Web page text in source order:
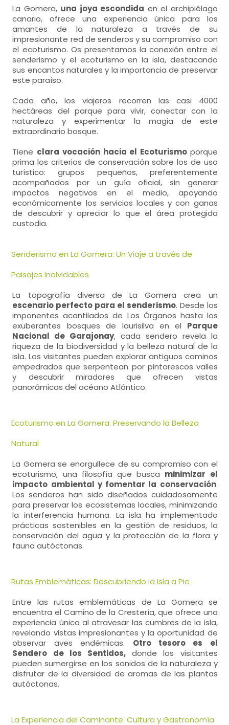
La Gomera, una joya escondida en el archipiélago
canario, ofrece una experiencia única para los
amantes de la naturaleza a través de su
impresionante red de senderos y su compromiso con
el ecoturismo. Os presentamos la conexión entre el
senderismo y el ecoturismo en la isla, destacando
sus encantos naturales y la importancia de preservar
este paraíso.
Cada año, los viajeros recorren las casi 4000
hectáreas del parque para vivir, conectar con la
naturaleza y experimentar la magia de este
extraordinario bosque.
Tiene clara vocación hacia el Ecoturismo porque
prima los criterios de conservación sobre los de uso
turístico: grupos pequeños, preferentemente
acompañados por un guía oficial, sin generar
impactos negativos en el medio, apoyando
económicamente los servicios locales y con ganas
de descubrir y apreciar lo que el área protegida
custodia.
Senderismo en La Gomera: Un Viaje a través de
Paisajes Inolvidables
La topografía diversa de La Gomera crea un
escenario perfecto para el senderismo. Desde los
imponentes acantilados de Los Órganos hasta los
exuberantes bosques de laurisilva en el Parque
Nacional de Garajonay, cada sendero revela la
riqueza de la biodiversidad y la belleza natural de la
isla. Los visitantes pueden explorar antiguos caminos
empedrados que serpentean por pintorescos valles
y descubrir miradores que ofrecen vistas
panorámicas del océano Atlántico.
Ecoturismo en La Gomera: Preservando la Belleza
Natural
La Gomera se enorgullece de su compromiso con el
ecoturismo, una filosofía que busca minimizar el
impacto ambiental y fomentar la conservación.
Los senderos han sido diseñados cuidadosamente
para preservar los ecosistemas locales, minimizando
la interferencia humana. La isla ha implementado
prácticas sostenibles en la gestión de residuos, la
conservación del agua y la protección de la flora y
fauna autóctonas.
Rutas Emblemáticas: Descubriendo la Isla a Pie
Entre las rutas emblemáticas de La Gomera se
encuentra el Camino de la Crestería, que ofrece una
experiencia única al atravesar las cumbres de la isla,
revelando vistas impresionantes y la oportunidad de
observar aves endémicas. Otro tesoro es el
Sendero de los Sentidos, donde los visitantes
pueden sumergirse en los sonidos de la naturaleza y
disfrutar de la diversidad de aromas de las plantas
autóctonas.
La Experiencia del Caminante: Cultura y Gastronomía